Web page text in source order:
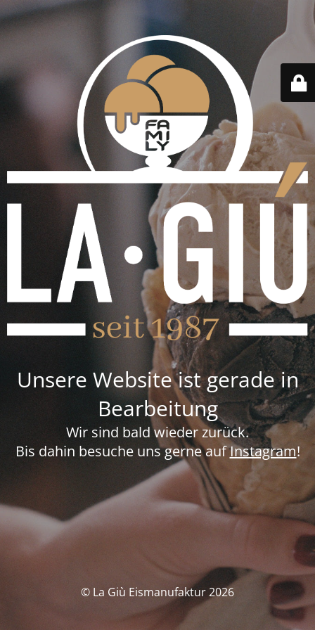
Unsere Website ist gerade in
Bearbeitung
Wir sind bald wieder zurück.
Bis dahin besuche uns gerne aufInstagram!
© La Giù Eismanufaktur 2026